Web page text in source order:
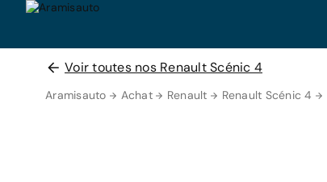
Voir toutes nos Renault Scénic 4
Aramisauto Achat Renault Renault Scénic 4